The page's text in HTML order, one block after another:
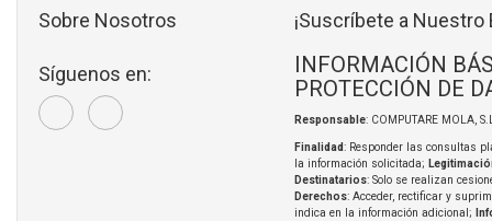
Sobre Nosotros
Síguenos en:
¡Suscríbete a Nuestro
INFORMACIÓN
PROTECCIÓN DE
Responsable: COMPUTARE MOLA,
Finalidad: Responder las consultas
la información solicitada;
Destinatarios: Solo se realizan
Derechos: Acceder, rectificar y
indica en la información adicional;